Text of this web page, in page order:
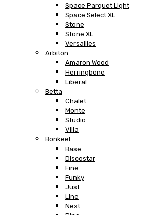
Space Parquet Light
Space Select XL
Stone
Stone XL
Versailles
Arbiton
Amaron Wood
Herringbone
Liberal
Betta
Chalet
Monte
Studio
Villa
Bonkeel
Base
Discostar
Fine
Funky
Just
Line
Next